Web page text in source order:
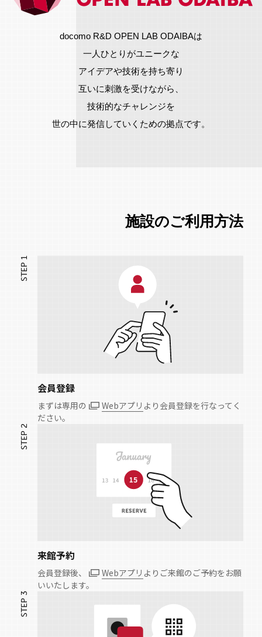
docomo R&D OPEN LAB ODAIBAは
一人ひとりがユニークな
アイデアや技術を持ち寄り
互いに刺激を受けながら、
技術的なチャレンジを
世の中に発信していくための拠点です。
施設のご利用方法
会員登録
まずは専用の Webアプリ より会員登録を行なってく
ださい。
来館予約
会員登録後、 Webアプリ よりご来館のご予約をお願
いいたします。